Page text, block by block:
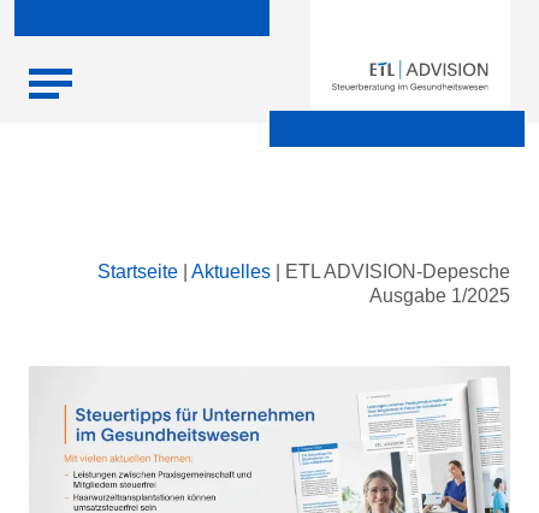
Startseite Aktuelles
ETL ADVISION-Depesche
Ausgabe 1/2025